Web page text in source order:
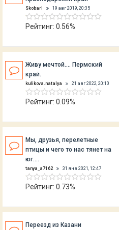
Skobari 19 авг 2019, 20:35
Рейтинг: 0.56%
Живу мечтой.... Пермский
край.
kulikova.natalya 21 авг 2022, 20:10
Рейтинг: 0.09%
Мы, друзья, перелетные
птицы и чего то нас тянет на
юг....
tanya_a7162 31 янв 2021, 12:47
Рейтинг: 0.73%
Переезд из Казани